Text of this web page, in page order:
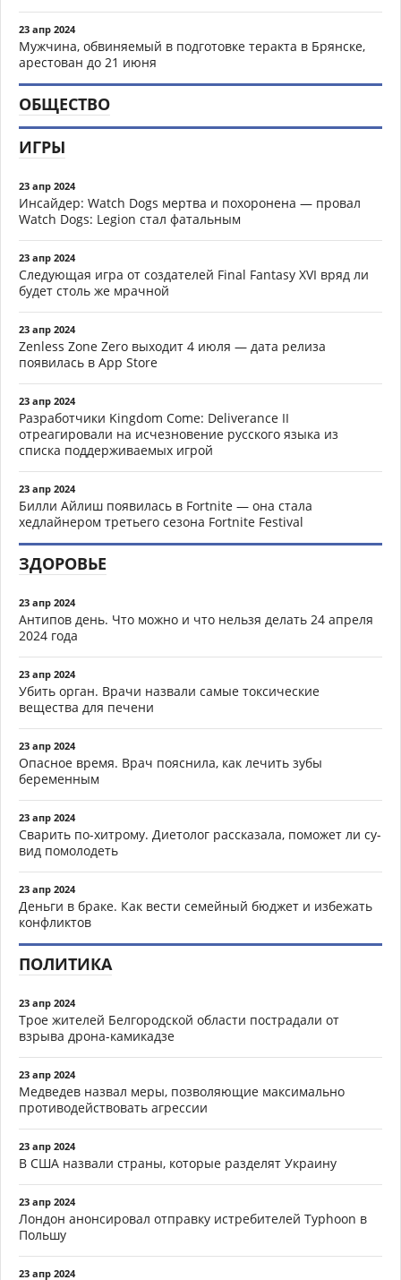
23 апр 2024
Мужчина, обвиняемый в подготовке теракта в Брянске,
арестован до 21 июня
ОБЩЕСТВО
ИГРЫ
23 апр 2024
Инсайдер: Watch Dogs мертва и похоронена — провал
Watch Dogs: Legion стал фатальным
23 апр 2024
Следующая игра от создателей Final Fantasy XVI вряд ли
будет столь же мрачной
23 апр 2024
Zenless Zone Zero выходит 4 июля — дата релиза
появилась в App Store
23 апр 2024
Разработчики Kingdom Come: Deliverance II
отреагировали на исчезновение русского языка из
списка поддерживаемых игрой
23 апр 2024
Билли Айлиш появилась в Fortnite — она стала
хедлайнером третьего сезона Fortnite Festival
ЗДОРОВЬЕ
23 апр 2024
Антипов день. Что можно и что нельзя делать 24 апреля
2024 года
23 апр 2024
Убить орган. Врачи назвали самые токсические
вещества для печени
23 апр 2024
Опасное время. Врач пояснила, как лечить зубы
беременным
23 апр 2024
Сварить по-хитрому. Диетолог рассказала, поможет ли су-
вид помолодеть
23 апр 2024
Деньги в браке. Как вести семейный бюджет и избежать
конфликтов
ПОЛИТИКА
23 апр 2024
Трое жителей Белгородской области пострадали от
взрыва дрона-камикадзе
23 апр 2024
Медведев назвал меры, позволяющие максимально
противодействовать агрессии
23 апр 2024
В США назвали страны, которые разделят Украину
23 апр 2024
Лондон анонсировал отправку истребителей Typhoon в
Польшу
23 апр 2024